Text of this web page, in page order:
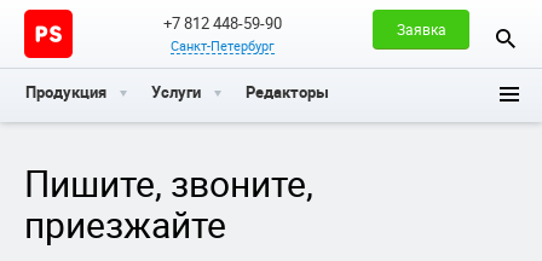
+7 812 448-59-90
Санкт-Петербург
Заявка
Продукция Услуги Редакторы
Пишите, звоните,
приезжайте